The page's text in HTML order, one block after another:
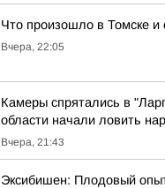
Что произошло в Томске и
Вчера, 22:05
Камеры спрятались в
области начали ловить
Вчера, 21:43
Эксибишен: Плодовый